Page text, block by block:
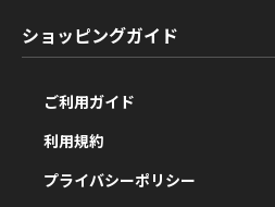
ショッピングガイド
ご利用ガイド
利用規約
プライバシーポリシー